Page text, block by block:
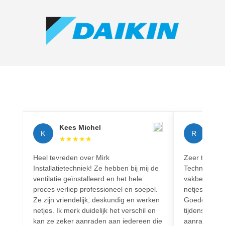
K
Kees Michel
★★★★★
Heel tevreden over Mirk
Installatietechniek! Ze hebben bij mij de
ventilatie geïnstalleerd en het hele
proces verliep professioneel en soepel.
Ze zijn vriendelijk, deskundig en werken
netjes. Ik merk duidelijk het verschil en
kan ze zeker aanraden aan iedereen die
R
Zeer
Techniek!
netjes en
Goede
tijdens het
aanrader